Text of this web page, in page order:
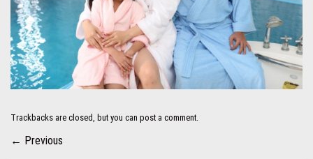
Trackbacks are closed, but you can post a comment.
← Previous